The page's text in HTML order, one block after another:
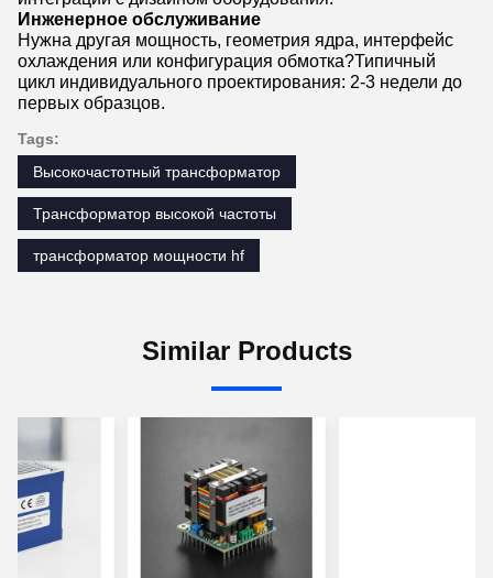
Инженерное обслуживание
Нужна другая мощность, геометрия ядра, интерфейс
охлаждения или конфигурация обмотка?Типичный
цикл индивидуального проектирования: 2-3 недели до
первых образцов.
Tags:
Высокочастотный трансформатор
Трансформатор высокой частоты
трансформатор мощности hf
Similar Products